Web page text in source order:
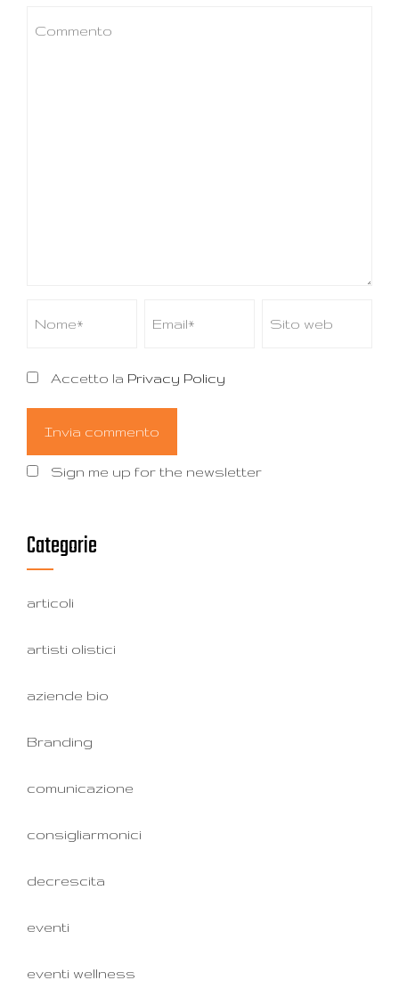
Accetto la Privacy Policy
Sign me up for the newsletter
Categorie
articoli
artisti olistici
aziende bio
Branding
comunicazione
consigliarmonici
decrescita
eventi
eventi wellness